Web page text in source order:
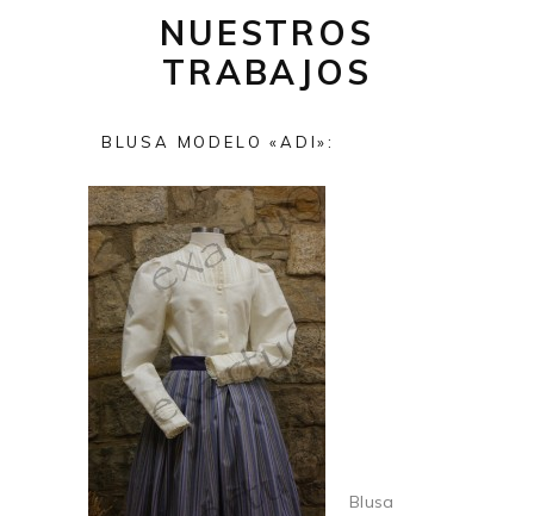
NUESTROS
TRABAJOS
BLUSA MODELO «ADI»:
Blusa